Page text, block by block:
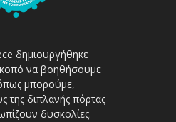
δημιουργήθηκε
να βοηθήσουμε
μπορούμε,
της διπλανής πόρτας
δυσκολίες.